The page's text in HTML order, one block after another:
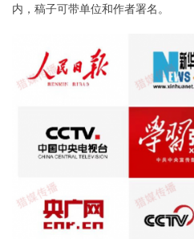
内，稿子可带单位和作者署名。